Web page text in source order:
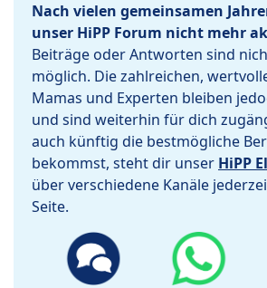
Nach vielen gemeinsamen
unser HiPP Forum nicht mehr
Beiträge oder Antworten sind
möglich. Die zahlreichen,
Mamas und Experten bleiben
und sind weiterhin für dich
auch künftig die bestmögliche
bekommst, steht dir unser HiPP
über verschiedene Kanäle
Seite.